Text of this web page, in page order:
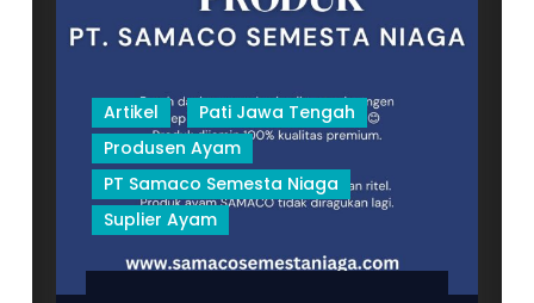
–
Juwana
Pati
–
Jawa
Tengah
Artikel
Pati Jawa Tengah
Produsen Ayam
PT Samaco Semesta Niaga
Suplier Ayam